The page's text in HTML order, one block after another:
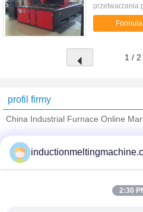
przetwarzania
blachy
1 / 2
profil firmy
China Industrial Furnace Online
Trust Seal
Verified Suplier
2:30